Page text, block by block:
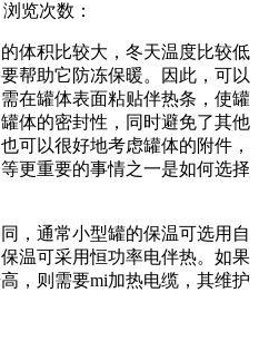
览次数：
体积比较大，冬天温度比较低
帮助它防冻保暖。因此，可以
在罐体表面粘贴伴热条，使罐
体的密封性，同时避免了其他
可以很好地考虑罐体的附件，
更重要的事情之一是如何选择
，通常小型罐的保温可选用自
温可采用恒功率电伴热。如果
，则需要mi加热电缆，其维护